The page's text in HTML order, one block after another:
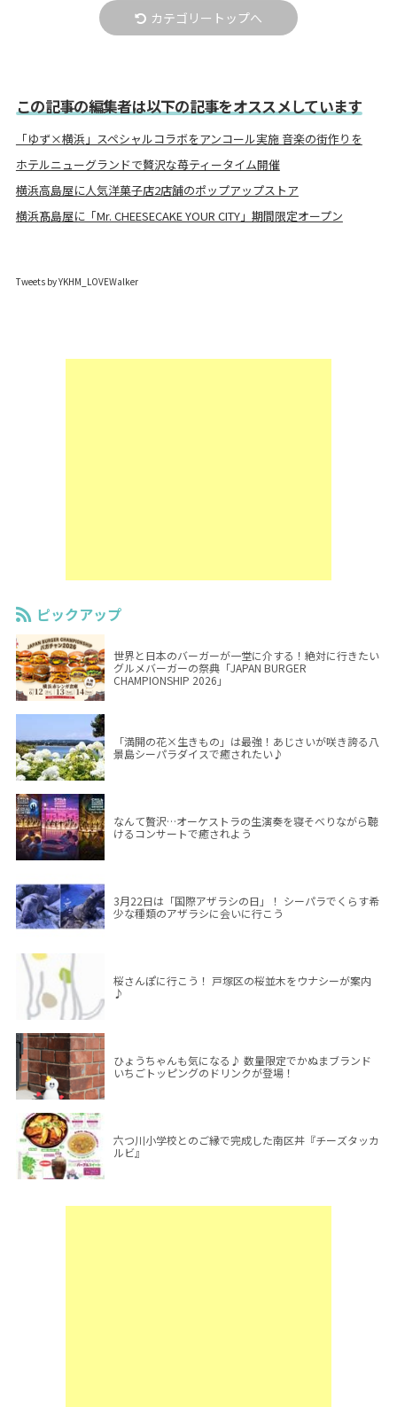
カテゴリートップへ
この記事の編集者は以下の記事をオススメしています
「ゆず×横浜」スペシャルコラボをアンコール実施 音楽の街作りを
ホテルニューグランドで贅沢な苺ティータイム開催
横浜高島屋に人気洋菓子店2店舗のポップアップストア
横浜髙島屋に「Mr. CHEESECAKE YOUR CITY」期間限定オープン
Tweets by YKHM_LOVEWalker
ピックアップ
世界と日本のバーガーが一堂に介する！絶対に行きたい
グルメバーガーの祭典「JAPAN BURGER
CHAMPIONSHIP 2026」
「満開の花×生きもの」は最強！あじさいが咲き誇る八
景島シーパラダイスで癒されたい♪
なんて贅沢…オーケストラの生演奏を寝そべりながら聴
けるコンサートで癒されよう
3月22日は「国際アザラシの日」！ シーパラでくらす希
少な種類のアザラシに会いに行こう
桜さんぽに行こう！ 戸塚区の桜並木をウナシーが案内
♪
ひょうちゃんも気になる♪ 数量限定でかぬまブランド
いちごトッピングのドリンクが登場！
六つ川小学校とのご縁で完成した南区丼『チーズタッカ
ルビ』